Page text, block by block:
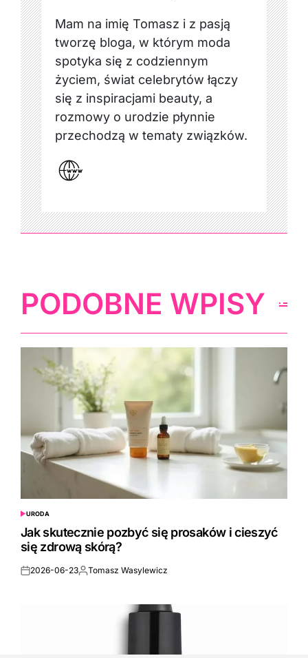
Mam na imię Tomasz i z pasją
tworzę bloga, w którym moda
spotyka się z codziennym
życiem, świat celebrytów łączy
się z inspiracjami beauty, a
rozmowy o urodzie płynnie
przechodzą w tematy związków.
PODOBNE WPISY
POSTED
IN
URODA
Jak skutecznie pozbyć się prosaków i cieszyć
się zdrową skórą?
Posted
2026-06-23Posted
Tomasz Wasylewicz